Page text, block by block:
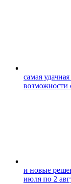
самая
возможности
и новые
июля по 2